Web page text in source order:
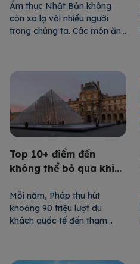
Ẩm thực Nhật Bản không
còn xa lạ với nhiều người
trong chúng ta. Các món ăn
sashimi, tempura… Tuy nhiên,
bạn sẽ ngạc nhiên hơn nữa.
Các món ăn tráng miệng của
Nhật cũng đặc sắc không
kém, với những hương vị […]
Top 10+ điểm đến
không thể bỏ qua khi
Mỗi năm, Pháp thu hút
khoảng 90 triệu lượt du
khách quốc tế đến tham
Vậy du lịch Pháp bạn nên đi